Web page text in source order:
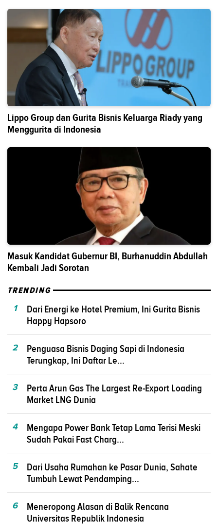
Lippo Group dan Gurita Bisnis Keluarga Riady yang
Menggurita di Indonesia
Masuk Kandidat Gubernur BI, Burhanuddin Abdullah
Kembali Jadi Sorotan
TRENDING
1
Dari Energi ke Hotel Premium, Ini Gurita Bisnis
Happy Hapsoro
2
Penguasa Bisnis Daging Sapi di Indonesia
Terungkap, Ini Daftar Le...
3
Perta Arun Gas The Largest Re-Export Loading
Market LNG Dunia
4
Mengapa Power Bank Tetap Lama Terisi Meski
Sudah Pakai Fast Charg...
5
Dari Usaha Rumahan ke Pasar Dunia, Sahate
Tumbuh Lewat Pendamping...
6
Meneropong Alasan di Balik Rencana
Universitas Republik Indonesia